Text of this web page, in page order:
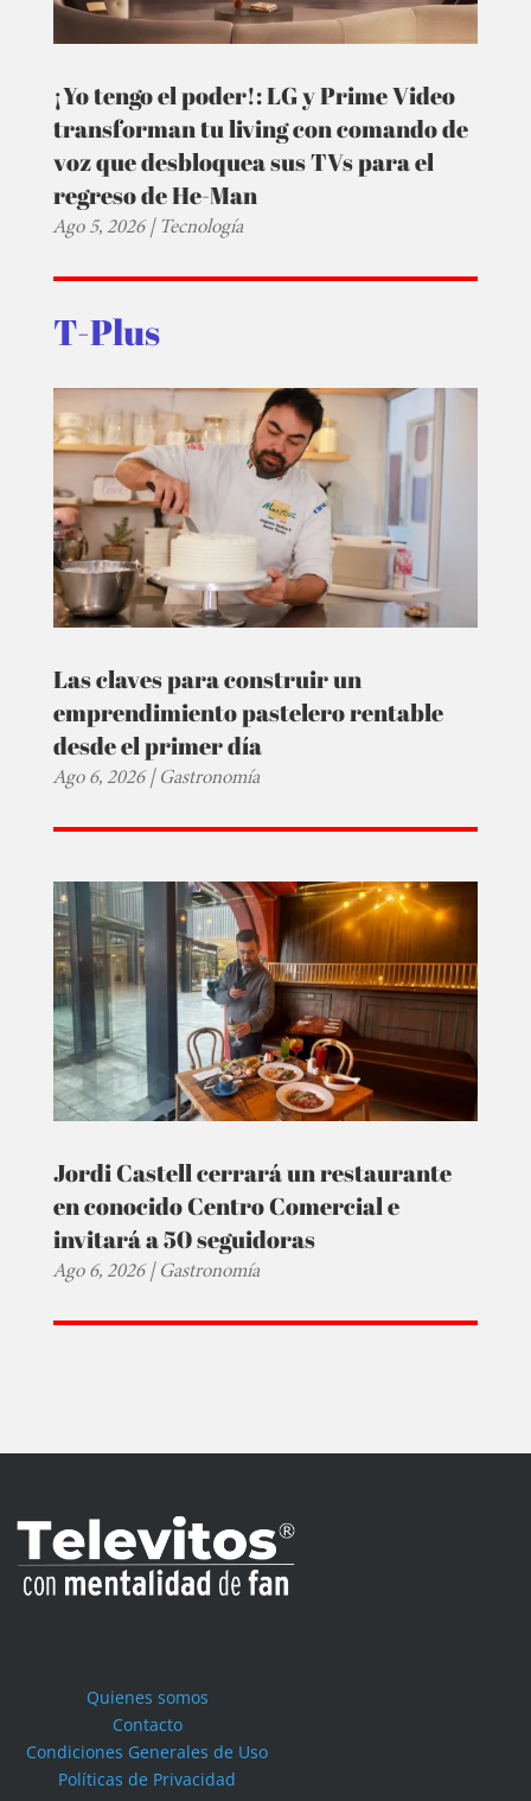
¡Yo tengo el poder!: LG y Prime Video
transforman tu living con comando de
voz que desbloquea sus TVs para el
regreso de He-Man
Ago 5, 2026|Tecnología
T-Plus
Las claves para construir un
emprendimiento pastelero rentable
desde el primer día
Ago 6, 2026|Gastronomía
Jordi Castell cerrará un restaurante
en conocido Centro Comercial e
invitará a 50 seguidoras
Ago 6, 2026|Gastronomía
Quienes somos
Contacto
Condiciones Generales de Uso
Políticas de Privacidad